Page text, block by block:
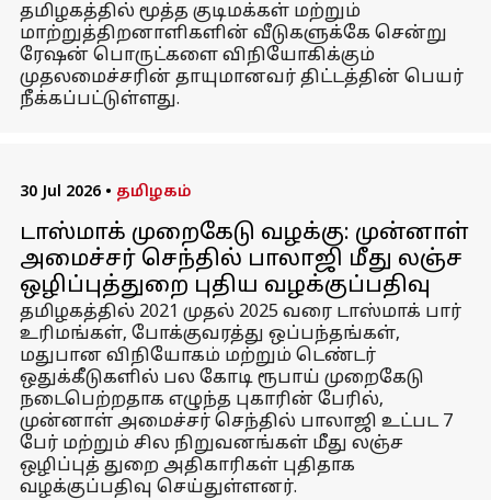
தமிழகத்தில் மூத்த குடிமக்கள் மற்றும்
மாற்றுத்திறனாளிகளின் வீடுகளுக்கே சென்று
ரேஷன் பொருட்களை விநியோகிக்கும்
முதலமைச்சரின் தாயுமானவர் திட்டத்தின் பெயர்
நீக்கப்பட்டுள்ளது.
30 Jul 2026 • தமிழகம்
டாஸ்மாக் முறைகேடு வழக்கு: முன்னாள்
அமைச்சர் செந்தில் பாலாஜி மீது லஞ்ச
ஒழிப்புத்துறை புதிய வழக்குப்பதிவு
தமிழகத்தில் 2021 முதல் 2025 வரை டாஸ்மாக் பார்
உரிமங்கள், போக்குவரத்து ஒப்பந்தங்கள்,
மதுபான விநியோகம் மற்றும் டெண்டர்
ஒதுக்கீடுகளில் பல கோடி ரூபாய் முறைகேடு
நடைபெற்றதாக எழுந்த புகாரின் பேரில்,
முன்னாள் அமைச்சர் செந்தில் பாலாஜி உட்பட 7
பேர் மற்றும் சில நிறுவனங்கள் மீது லஞ்ச
ஒழிப்புத் துறை அதிகாரிகள் புதிதாக
வழக்குப்பதிவு செய்துள்ளனர்.